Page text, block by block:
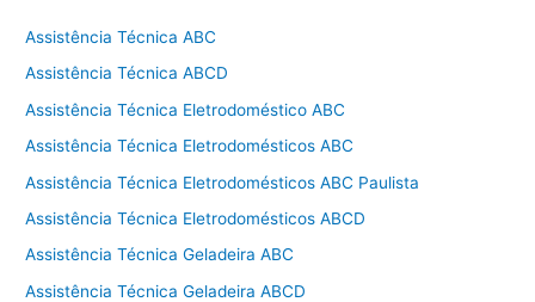
Assistência Técnica ABC
Assistência Técnica ABCD
Assistência Técnica Eletrodoméstico ABC
Assistência Técnica Eletrodomésticos ABC
Assistência Técnica Eletrodomésticos ABC Paulista
Assistência Técnica Eletrodomésticos ABCD
Assistência Técnica Geladeira ABC
Assistência Técnica Geladeira ABCD